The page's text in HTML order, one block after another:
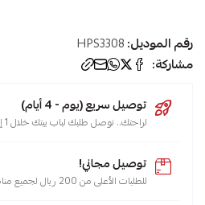
رقم الموديل:HPS3308
مشاركة:
توصيل سريع (يوم - 4 أيام)
لراحتك.. نوصل طلبك لباب بيتك خلال 1 إلى 4 أيام عمل
توصيل مجاني!
للطلبات الأعلى من 200 ريال لجميع مناطق المملكة